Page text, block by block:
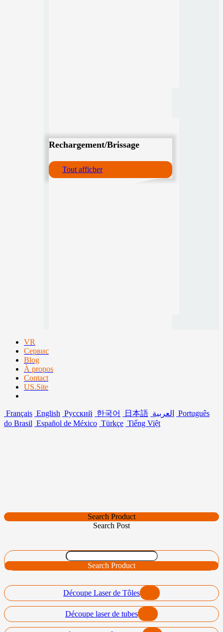
Rechargement/Brissage
Tout afficher
VR
Сервис
Blog
À propos
Contact
US.Site
Français English Русский 한국어 日本語 العربية
Português
do Brasil Español de México Türkçe Tiếng Việt
Search Product
Search Post
Search Product
Découpe Laser de Tôles
Découpe laser de tubes